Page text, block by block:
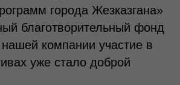
города Жезказгана»
благотворительный фонд
компании участие в
уже стало доброй